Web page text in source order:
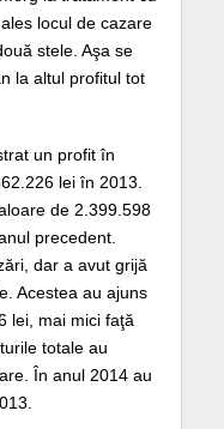
locul de cazare
stele. Aşa se
la altul profitul tot
un profit în
lei în 2013.
de 2.399.598
precedent.
dar a avut grijă
Acestea au ajuns
lei, mai mici faţă
totale au
În anul 2014 au